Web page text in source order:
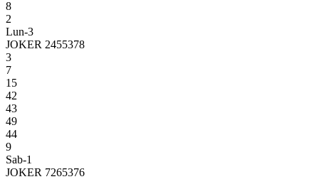
8
2
Lun-3
JOKER 2455378
3
7
15
42
43
49
44
9
Sab-1
JOKER 7265376